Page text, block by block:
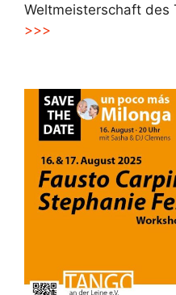
Weltmeisterschaft
>>>